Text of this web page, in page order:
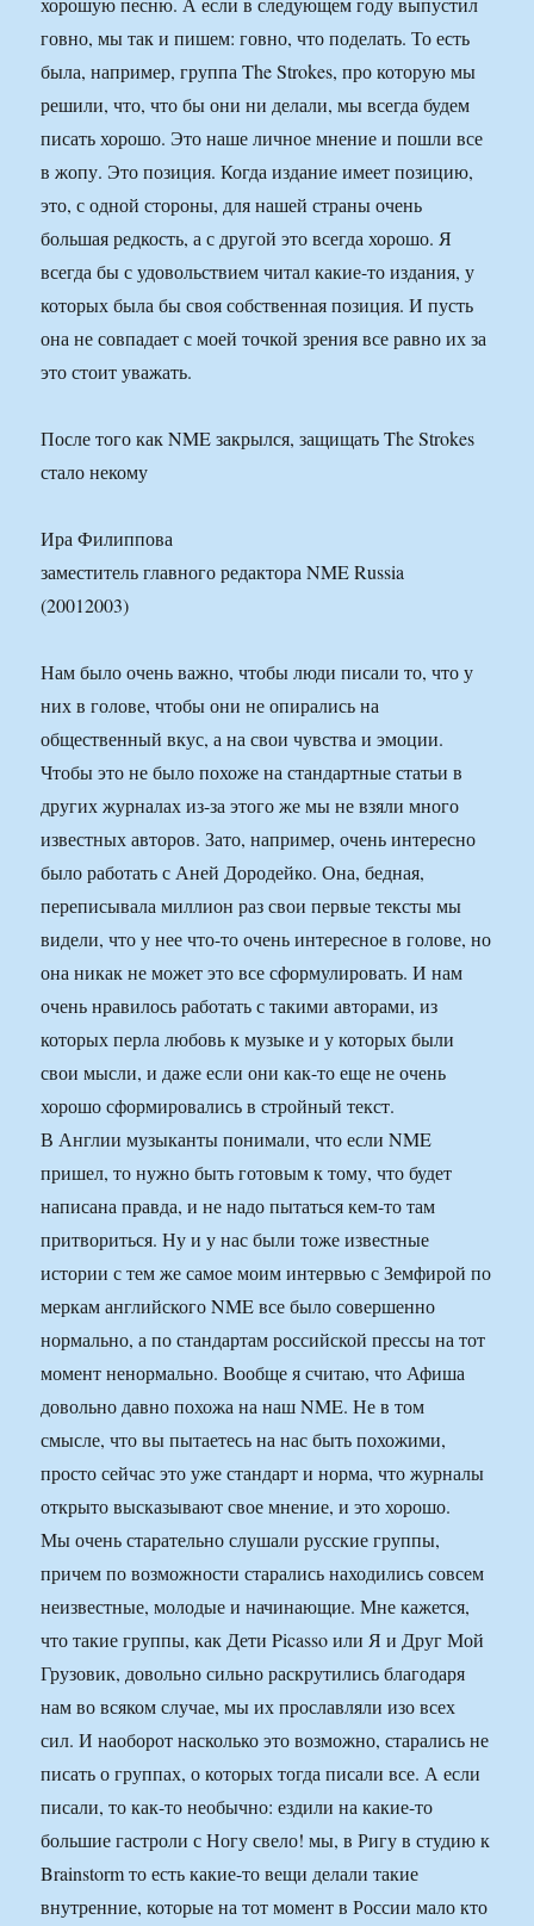
говно, мы так и пишем: говно, что поделать. То есть
была, например, группа The Strokes, про которую мы
решили, что, что бы они ни делали, мы всегда будем
писать хорошо. Это наше личное мнение и пошли все
в жопу. Это позиция. Когда издание имеет позицию,
это, с одной стороны, для нашей страны очень
большая редкость, а с другой это всегда хорошо. Я
всегда бы с удовольствием читал какие-то издания, у
которых была бы своя собственная позиция. И пусть
она не совпадает с моей точкой зрения все равно их за
это стоит уважать.
После того как NME закрылся, защищать The Strokes
стало некому
Ира Филиппова
заместитель главного редактора NME Russia
(20012003)
Нам было очень важно, чтобы люди писали то, что у
них в голове, чтобы они не опирались на
общественный вкус, а на свои чувства и эмоции.
Чтобы это не было похоже на стандартные статьи в
других журналах из-за этого же мы не взяли много
известных авторов. Зато, например, очень интересно
было работать с Аней Дородейко. Она, бедная,
переписывала миллион раз свои первые тексты мы
видели, что у нее что-то очень интересное в голове, но
она никак не может это все сформулировать. И нам
очень нравилось работать с такими авторами, из
которых перла любовь к музыке и у которых были
свои мысли, и даже если они как-то еще не очень
хорошо сформировались в стройный текст.
В Англии музыканты понимали, что если NME
пришел, то нужно быть готовым к тому, что будет
написана правда, и не надо пытаться кем-то там
притвориться. Ну и у нас были тоже известные
истории с тем же самое моим интервью с Земфирой по
меркам английского NME все было совершенно
нормально, а по стандартам российской прессы на тот
момент ненормально. Вообще я считаю, что Афиша
довольно давно похожа на наш NME. Не в том
смысле, что вы пытаетесь на нас быть похожими,
просто сейчас это уже стандарт и норма, что журналы
открыто высказывают свое мнение, и это хорошо.
Мы очень старательно слушали русские группы,
причем по возможности старались находились совсем
неизвестные, молодые и начинающие. Мне кажется,
что такие группы, как Дети Picasso или Я и Друг Мой
Грузовик, довольно сильно раскрутились благодаря
нам во всяком случае, мы их прославляли изо всех
сил. И наоборот насколько это возможно, старались не
писать о группах, о которых тогда писали все. А если
писали, то как-то необычно: ездили на какие-то
большие гастроли с Ногу свело! мы, в Ригу в студию к
Brainstorm то есть какие-то вещи делали такие
внутренние, которые на тот момент в России мало кто